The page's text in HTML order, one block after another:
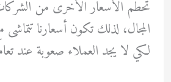
تحطم الأسعار الأخرى من
المجال، لذلك تكون أسعارنا تتماشى
لكي لا يجد العملاء صعوبة عند